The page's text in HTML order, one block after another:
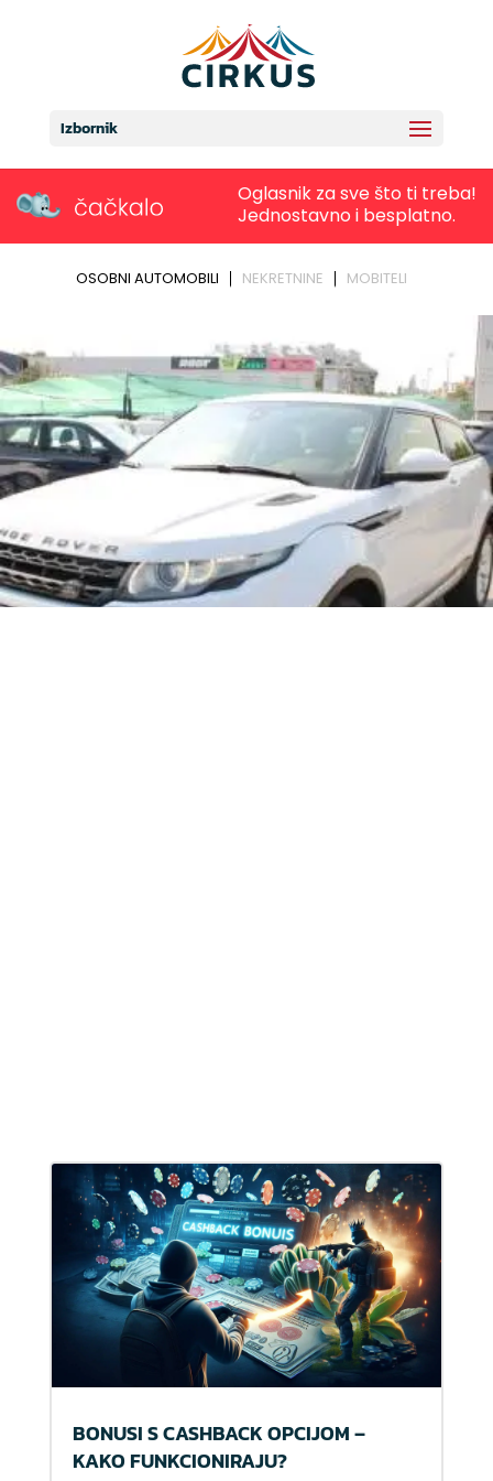
Izbornik
BONUSI S CASHBACK OPCIJOM –
KAKO FUNKCIONIRAJU?